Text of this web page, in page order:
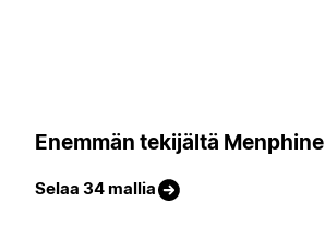
Enemmän tekijältä Menphine
Selaa 34 mallia